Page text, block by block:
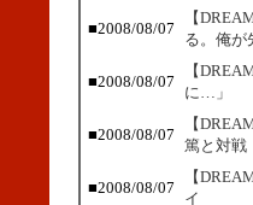
■2008/08/07
【
る。俺が
■2008/08/07
【
に…」
■2008/08/07
【
篤と対戦
■2008/08/07
【
イ